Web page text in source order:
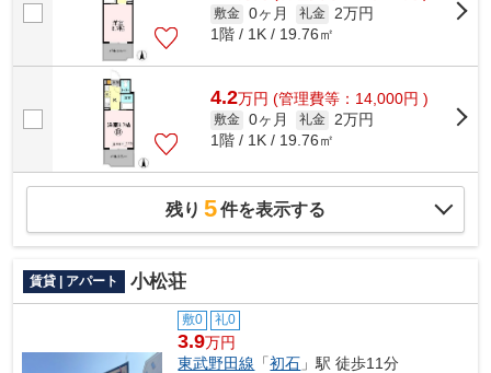
敷金 0ヶ月 礼金 2万円
1階 / 1K / 19.76㎡
4.2万円 (管理費等：14,000円 )
敷金 0ヶ月 礼金 2万円
1階 / 1K / 19.76㎡
残り 5件を表示する
賃貸 | アパート 小松荘
敷0 礼0
3.9万円
東武野田線 「初石 」駅 徒歩11分